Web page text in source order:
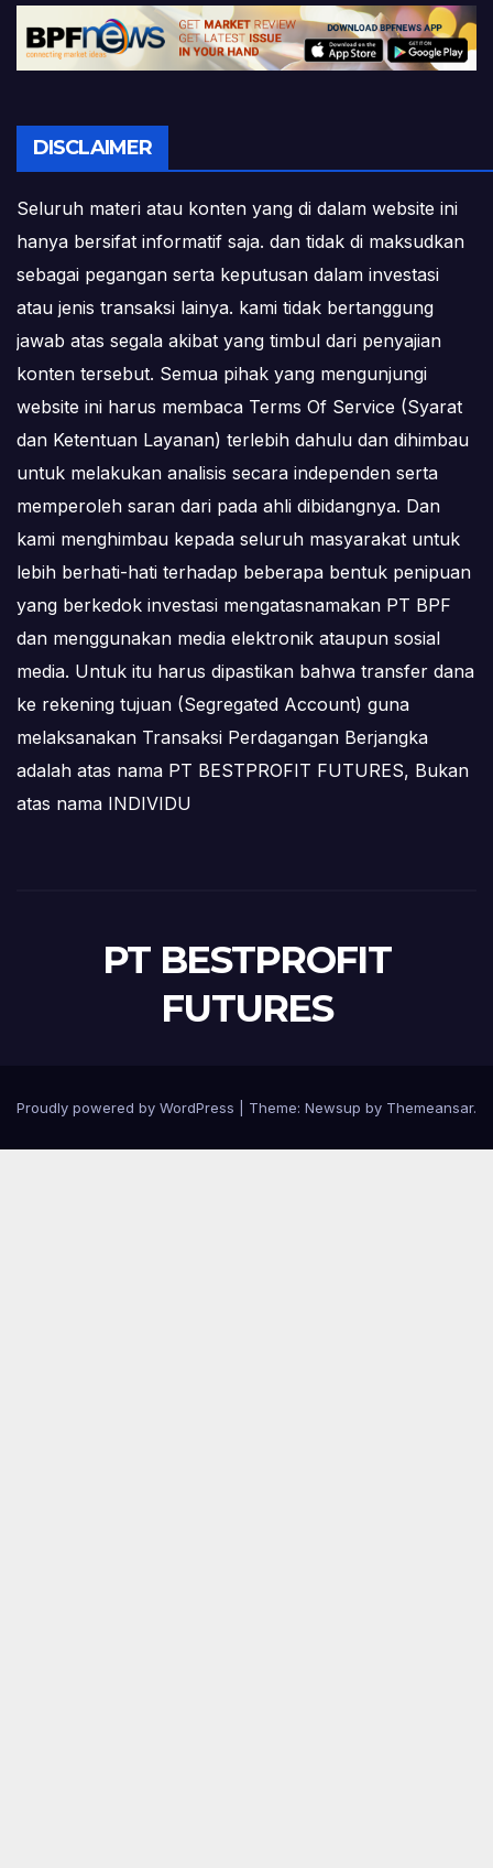
DISCLAIMER
Seluruh materi atau konten yang di dalam website ini
hanya bersifat informatif saja. dan tidak di maksudkan
sebagai pegangan serta keputusan dalam investasi
atau jenis transaksi lainya. kami tidak bertanggung
jawab atas segala akibat yang timbul dari penyajian
konten tersebut. Semua pihak yang mengunjungi
website ini harus membaca Terms Of Service (Syarat
dan Ketentuan Layanan) terlebih dahulu dan dihimbau
untuk melakukan analisis secara independen serta
memperoleh saran dari pada ahli dibidangnya. Dan
kami menghimbau kepada seluruh masyarakat untuk
lebih berhati-hati terhadap beberapa bentuk penipuan
yang berkedok investasi mengatasnamakan PT BPF
dan menggunakan media elektronik ataupun sosial
media. Untuk itu harus dipastikan bahwa transfer dana
ke rekening tujuan (Segregated Account) guna
melaksanakan Transaksi Perdagangan Berjangka
adalah atas nama PT BESTPROFIT FUTURES, Bukan
atas nama INDIVIDU
PT BESTPROFIT
FUTURES
Proudly powered by WordPress Theme: Newsup by Themeansar.